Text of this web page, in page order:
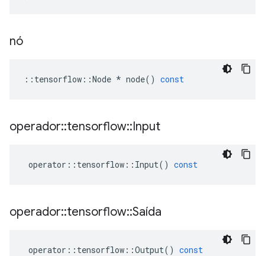
nó
:: tensorflow ::Node * node() const
operador::tensorflow::Input
operator :: tensorflow :: Input() const
operador::tensorflow::Saída
operator :: tensorflow ::Output() const